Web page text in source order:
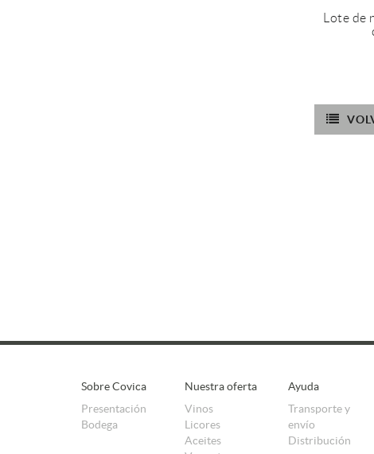
Lote
Sobre Covica
Presentación
Bodega
Nuestra oferta
Vinos
Licores
Aceites
Ayuda
Transporte y
envío
Distribución